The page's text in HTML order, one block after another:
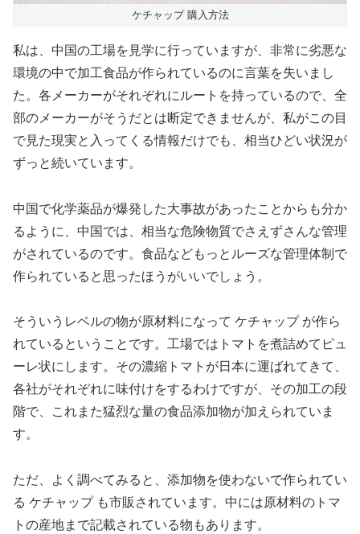
ケチャップ 購入方法
私は、中国の工場を見学に行っていますが、非常に劣悪な
環境の中で加工食品が作られているのに言葉を失いまし
た。各メーカーがそれぞれにルートを持っているので、全
部のメーカーがそうだとは断定できませんが、私がこの目
で見た現実と入ってくる情報だけでも、相当ひどい状況が
ずっと続いています。
中国で化学薬品が爆発した大事故があったことからも分か
るように、中国では、相当な危険物質でさえずさんな管理
がされているのです。食品などもっとルーズな管理体制で
作られていると思ったほうがいいでしょう。
そういうレベルの物が原材料になって ケチャップ が作ら
れているということです。工場ではトマトを煮詰めてピュ
ーレ状にします。その濃縮トマトが日本に運ばれてきて、
各社がそれぞれに味付けをするわけですが、その加工の段
階で、これまた猛烈な量の食品添加物が加えられていま
す。
ただ、よく調べてみると、添加物を使わないで作られてい
る ケチャップ も市販されています。中には原材料のトマ
トの産地まで記載されている物もあります。